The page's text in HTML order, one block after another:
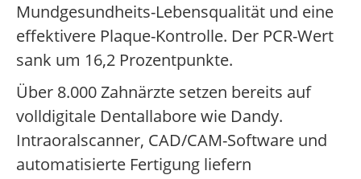
Mundgesundheits-Lebensqualität und eine
effektivere Plaque-Kontrolle. Der PCR-Wert
sank um 16,2 Prozentpunkte.
Über 8.000 Zahnärzte setzen bereits auf
volldigitale Dentallabore wie Dandy.
Intraoralscanner, CAD/CAM-Software und
automatisierte Fertigung liefern